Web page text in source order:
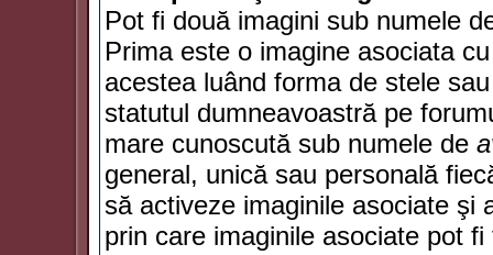
Pot fi două imagini sub numele
Prima este o imagine asociata
acestea luând forma de stele
statutul dumneavoastră pe
mare cunoscută sub numele de
general, unică sau personală
să activeze imaginile asociate şi
prin care imaginile asociate pot